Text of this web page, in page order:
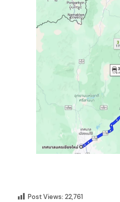
Post Views:22,761